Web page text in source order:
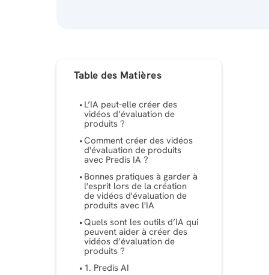
Table des Matières
L’IA peut-elle créer des
vidéos d’évaluation de
produits ?
Comment créer des vidéos
d'évaluation de produits
avec Predis IA ?
Bonnes pratiques à garder à
l'esprit lors de la création
de vidéos d'évaluation de
produits avec l'IA
Quels sont les outils d’IA qui
peuvent aider à créer des
vidéos d’évaluation de
produits ?
1. Predis AI